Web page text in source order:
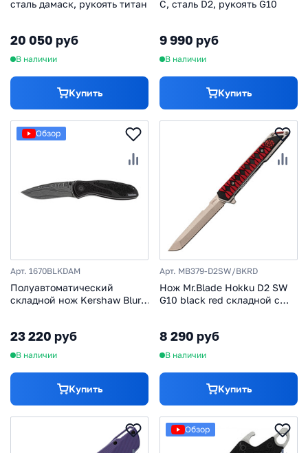
сталь дамаск, рукоять титан
20 050 руб
В наличии
Купить
С, сталь D2, рукоять G10
9 990 руб
В наличии
Купить
Обзор
Арт. 1670BLKDAM
Полуавтоматический
складной нож Kershaw Blur,
23 220 руб
В наличии
Купить
Арт. MB379-D2SW/BKRD
Нож Mr.Blade Hokku D2 SW
G10 black red складной с
8 290 руб
В наличии
Купить
Обзор